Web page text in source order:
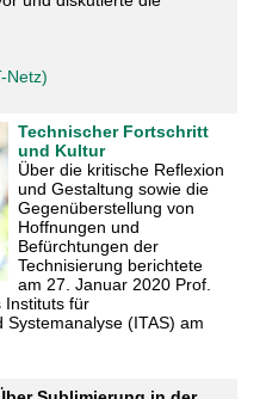
Netz)
Technischer Fortschritt
und Kultur
Über die kritische Reflexion
und Gestaltung sowie die
Gegenüberstellung von
Hoffnungen und
Befürchtungen der
Technisierung berichtete
am 27. Januar 2020 Prof.
Instituts für
(ITAS) am